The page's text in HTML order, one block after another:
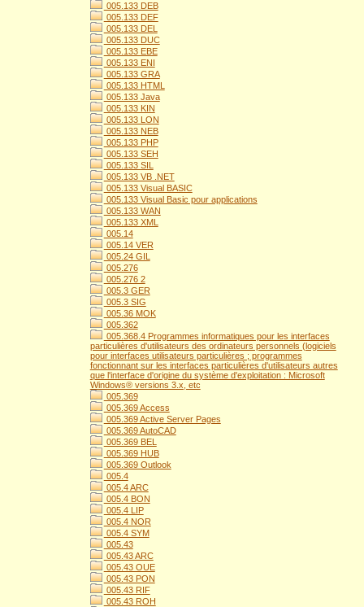
005.133 DEB
005.133 DEF
005.133 DEL
005.133 DUC
005.133 EBE
005.133 ENI
005.133 GRA
005.133 HTML
005.133 Java
005.133 KIN
005.133 LON
005.133 NEB
005.133 PHP
005.133 SEH
005.133 SIL
005.133 VB .NET
005.133 Visual BASIC
005.133 Visual Basic pour applications
005.133 WAN
005.133 XML
005.14
005.14 VER
005.24 GIL
005.276
005.276 2
005.3 GER
005.3 SIG
005.36 MOK
005.362
005.368.4 Programmes informatiques pour les interfaces
particulières d'utilisateurs des ordinateurs personnels (logiciels
pour interfaces utilisateurs particulières ; programmes
fonctionnant sur les interfaces particulières d'utilisateurs autres
que l'interface d'origine du système d'exploitation : Microsoft
Windows® versions 3.x, etc
005.369
005.369 Access
005.369 Active Server Pages
005.369 AutoCAD
005.369 BEL
005.369 HUB
005.369 Outlook
005.4
005.4 ARC
005.4 BON
005.4 LIP
005.4 NOR
005.4 SYM
005.43
005.43 ARC
005.43 OUE
005.43 PON
005.43 RIF
005.43 ROH